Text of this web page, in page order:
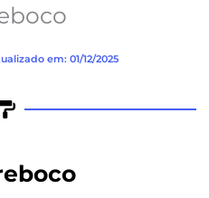
em: 01/12/2025